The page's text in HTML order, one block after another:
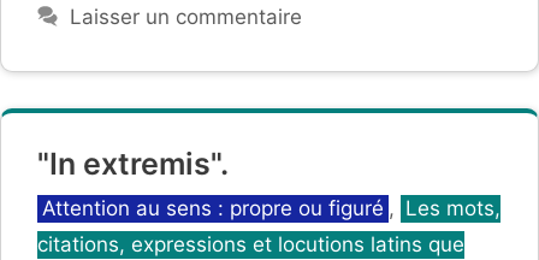
Laisser un commentaire
"In extremis".
Catégories
Attention au sens : propre ou figuré , Les mots,
citations, expressions et locutions latins que